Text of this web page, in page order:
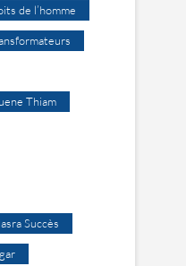
de l’homme
Thiam
Succès